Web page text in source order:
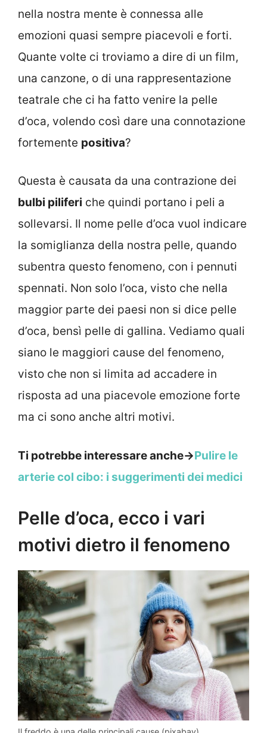
nella nostra mente è connessa alle
emozioni quasi sempre piacevoli e forti.
Quante volte ci troviamo a dire di un film,
una canzone, o di una rappresentazione
teatrale che ci ha fatto venire la pelle
d’oca, volendo così dare una connotazione
fortemente positiva?
Questa è causata da una contrazione dei
bulbi piliferi che quindi portano i peli a
sollevarsi. Il nome pelle d’oca vuol indicare
la somiglianza della nostra pelle, quando
subentra questo fenomeno, con i pennuti
spennati. Non solo l’oca, visto che nella
maggior parte dei paesi non si dice pelle
d’oca, bensì pelle di gallina. Vediamo quali
siano le maggiori cause del fenomeno,
visto che non si limita ad accadere in
risposta ad una piacevole emozione forte
ma ci sono anche altri motivi.
Ti potrebbe interessare anche->Pulire le
arterie col cibo: i suggerimenti dei medici
Pelle d’oca, ecco i vari
motivi dietro il fenomeno